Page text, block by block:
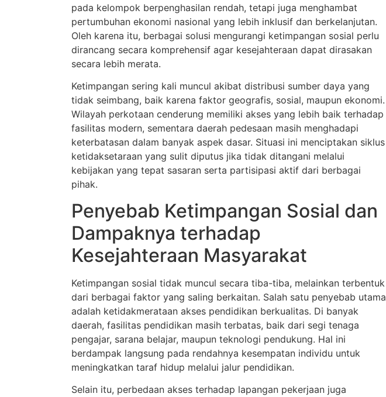
pada kelompok berpenghasilan rendah, tetapi juga menghambat
pertumbuhan ekonomi nasional yang lebih inklusif dan berkelanjutan.
Oleh karena itu, berbagai solusi mengurangi ketimpangan sosial perlu
dirancang secara komprehensif agar kesejahteraan dapat dirasakan
secara lebih merata.
Ketimpangan sering kali muncul akibat distribusi sumber daya yang
tidak seimbang, baik karena faktor geografis, sosial, maupun ekonomi.
Wilayah perkotaan cenderung memiliki akses yang lebih baik terhadap
fasilitas modern, sementara daerah pedesaan masih menghadapi
keterbatasan dalam banyak aspek dasar. Situasi ini menciptakan siklus
ketidaksetaraan yang sulit diputus jika tidak ditangani melalui
kebijakan yang tepat sasaran serta partisipasi aktif dari berbagai
pihak.
Penyebab Ketimpangan Sosial dan
Dampaknya terhadap
Kesejahteraan Masyarakat
Ketimpangan sosial tidak muncul secara tiba-tiba, melainkan terbentuk
dari berbagai faktor yang saling berkaitan. Salah satu penyebab utama
adalah ketidakmerataan akses pendidikan berkualitas. Di banyak
daerah, fasilitas pendidikan masih terbatas, baik dari segi tenaga
pengajar, sarana belajar, maupun teknologi pendukung. Hal ini
berdampak langsung pada rendahnya kesempatan individu untuk
meningkatkan taraf hidup melalui jalur pendidikan.
Selain itu, perbedaan akses terhadap lapangan pekerjaan juga